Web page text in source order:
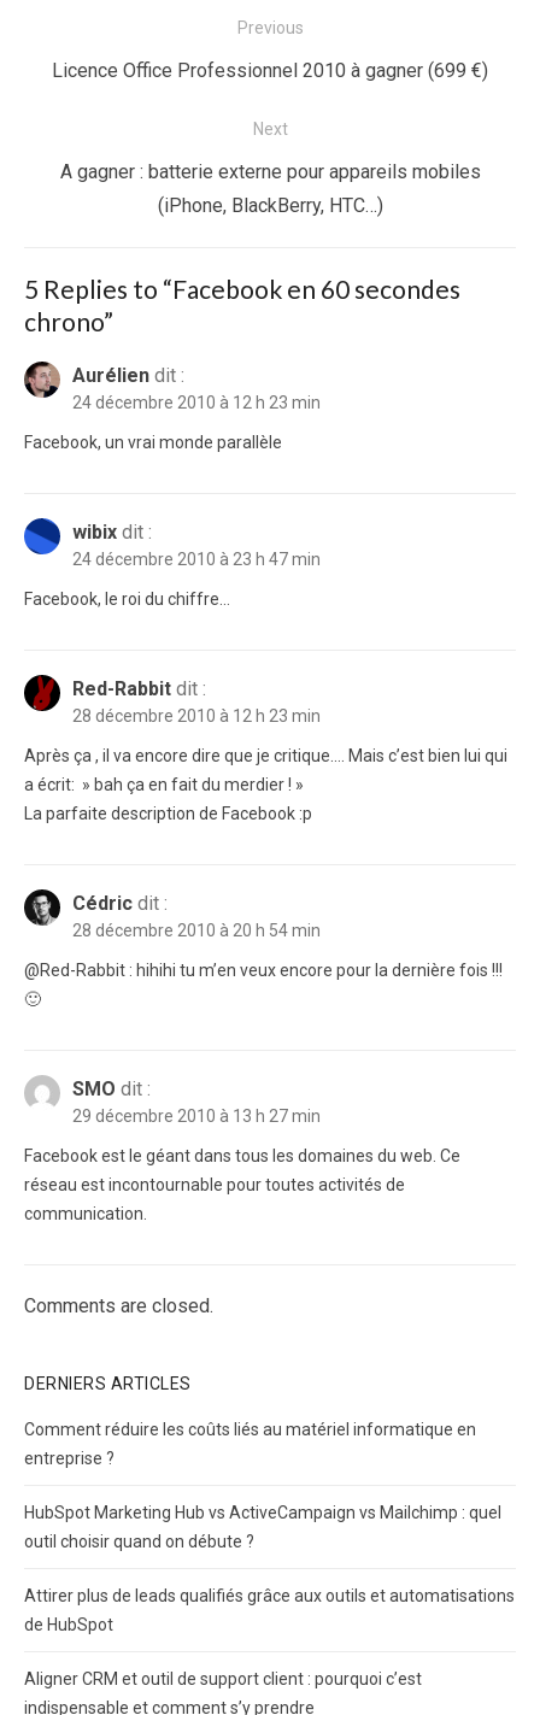
de
Previous
Previous
Licence Office Professionnel 2010 à gagner (699 €)
Next
NextA gagner : batterie externe pour appareils mobiles
(iPhone, BlackBerry, HTC…)
5 Replies to “Facebook en 60 secondes
chrono”
Aurélien dit :
24 décembre 2010 à 12 h 23 min
Facebook, un vrai monde parallèle
wibix dit :
24 décembre 2010 à 23 h 47 min
Facebook, le roi du chiffre…
Red-Rabbit dit :
28 décembre 2010 à 12 h 23 min
Après ça , il va encore dire que je critique…. Mais c’est bien lui qui
a écrit: » bah ça en fait du merdier ! »
La parfaite description de Facebook :p
Cédric dit :
28 décembre 2010 à 20 h 54 min
@Red-Rabbit : hihihi tu m’en veux encore pour la dernière fois !!!
🙂
SMO dit :
29 décembre 2010 à 13 h 27 min
Facebook est le géant dans tous les domaines du web. Ce
réseau est incontournable pour toutes activités de
communication.
Comments are closed.
DERNIERS ARTICLES
Comment réduire les coûts liés au matériel informatique en
entreprise ?
HubSpot Marketing Hub vs ActiveCampaign vs Mailchimp : quel
outil choisir quand on débute ?
Attirer plus de leads qualifiés grâce aux outils et automatisations
de HubSpot
Aligner CRM et outil de support client : pourquoi c’est
indispensable et comment s’y prendre